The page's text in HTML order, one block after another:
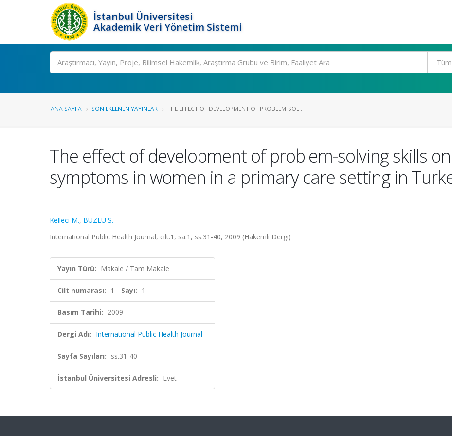
İstanbul Üniversitesi
Akademik Veri Yönetim Sistemi
Ara
ANA SAYFA SON EKLENEN YAYINLAR THE EFFECT OF DEVELOPMENT OF PROBLEM-SOL...
The effect of development of problem-solving skills
symptoms in women in a primary care setting in
Kelleci M., BUZLU S.
International Public Health Journal, cilt.1, sa.1, ss.31-40, 2009 (Hakemli Dergi)
Yayın Türü: Makale / Tam Makale
Cilt numarası: 1 Sayı: 1
Basım Tarihi: 2009
Dergi Adı: International Public Health Journal
Sayfa Sayıları: ss.31-40
İstanbul Üniversitesi Adresli: Evet